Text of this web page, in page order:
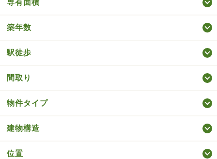
専有面積
築年数
駅徒歩
間取り
物件タイプ
建物構造
位置